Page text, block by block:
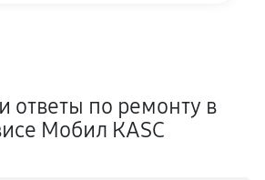
ответы по ремонту в
Мобил КASC